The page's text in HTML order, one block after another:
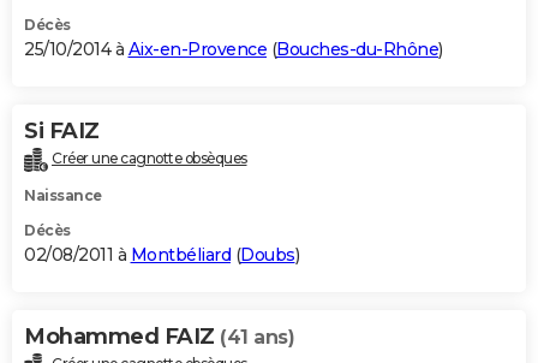
Décès
25/10/2014 à Aix-en-Provence (Bouches-du-Rhône)
Si FAIZ
Créer une cagnotte obsèques
Naissance
Décès
02/08/2011 à Montbéliard (Doubs)
Mohammed FAIZ (41 ans)